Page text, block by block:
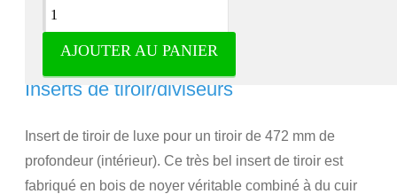
AJOUTER AU PANIER
Description
Insert de tiroir de luxe pour bijoux -
Inserts de tiroir/diviseurs
Insert de tiroir de luxe pour un tiroir de 472 mm de
profondeur (intérieur). Ce très bel insert de tiroir est
fabriqué en bois de noyer véritable combiné à du cuir